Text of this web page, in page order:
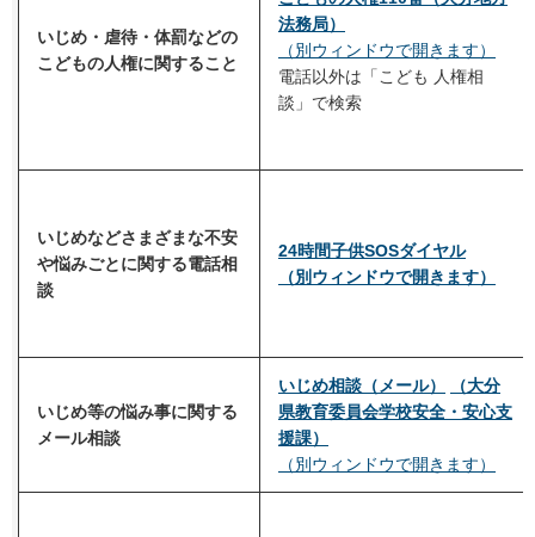
いじめ・虐待・体罰などの
こどもの人権に関すること
法務局）
（別ウィンドウで開きます）
電話以外は「こども 人権相
談」で検索
いじめなどさまざまな不安
や悩みごとに関する電話相
談
24時間子供SOSダイヤル
（別ウィンドウで開きます）
いじめ等の悩み事に関する
メール相談
いじめ相談（メール）
（大分
県教育委員会学校安全・安心支
援課）
（別ウィンドウで開きます）